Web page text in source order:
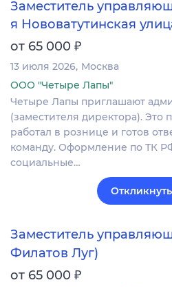
Заместитель
я Нововатутинская
от 65 000 ₽
13 июля 2026 Москва
ООО "Четыре Лапы"
Четыре Лапы приглашают
(заместителя директора). Это
работал в рознице и готов
команду. Оформление по ТК
социальные…
Заместитель
Филатов Луг)
от 65 000 ₽